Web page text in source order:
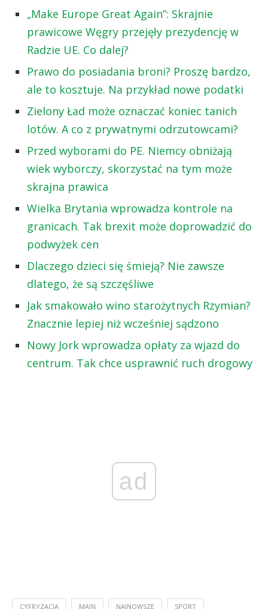
„Make Europe Great Again”: Skrajnie
prawicowe Węgry przejęły prezydencję w
Radzie UE. Co dalej?
Prawo do posiadania broni? Proszę bardzo,
ale to kosztuje. Na przykład nowe podatki
Zielony Ład może oznaczać koniec tanich
lotów. A co z prywatnymi odrzutowcami?
Przed wyborami do PE. Niemcy obniżają
wiek wyborczy, skorzystać na tym może
skrajna prawica
Wielka Brytania wprowadza kontrole na
granicach. Tak brexit może doprowadzić do
podwyżek cen
Dlaczego dzieci się śmieją? Nie zawsze
dlatego, że są szczęśliwe
Jak smakowało wino starożytnych Rzymian?
Znacznie lepiej niż wcześniej sądzono
Nowy Jork wprowadza opłaty za wjazd do
centrum. Tak chce usprawnić ruch drogowy
ad
CYFRYZACJA MAIN NAJNOWSZE SPORT